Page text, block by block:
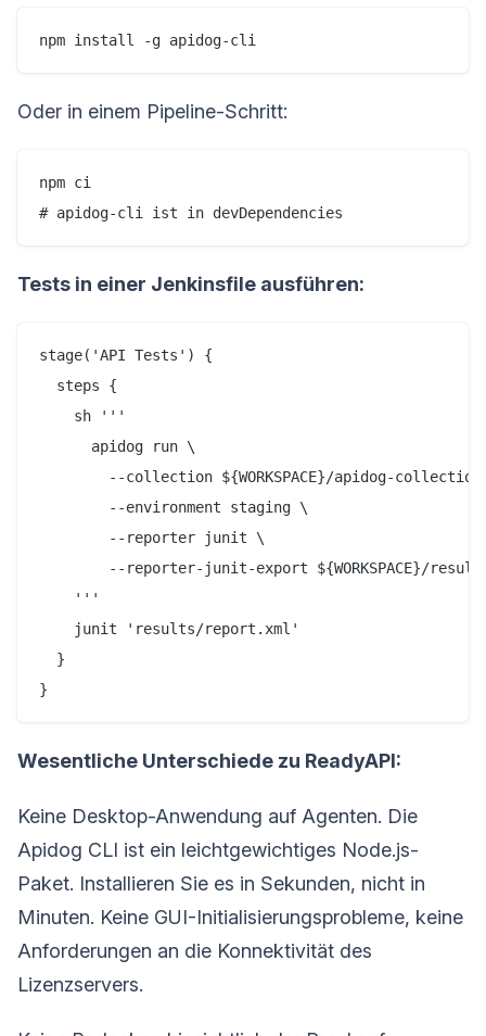
Oder in einem Pipeline-Schritt:
npm ci
Tests in einer Jenkinsfile ausführen:
stage('API Tests') {
  steps {
    sh '''
      apidog run \
--collection ${WORKSPACE}/apidog-
        --environment staging \
        --reporter junit \
--reporter-junit-export ${WORKSPACE}/
    '''
    junit 'results/report.xml'
  }
Wesentliche Unterschiede zu ReadyAPI:
Keine Desktop-Anwendung auf Agenten. Die
Apidog CLI ist ein leichtgewichtiges Node.js-
Paket. Installieren Sie es in Sekunden, nicht in
Minuten. Keine GUI-Initialisierungsprobleme, keine
Anforderungen an die Konnektivität des
Lizenzservers.